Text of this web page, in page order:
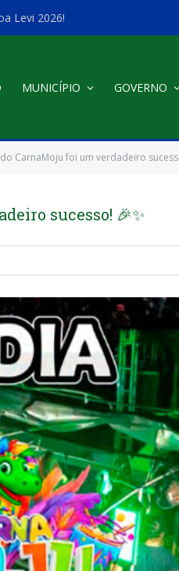
Levi 2026!
MUNICÍPIO GOVERNO
CarnaMoju foi um verdadeiro
sucesso! 🎉✨